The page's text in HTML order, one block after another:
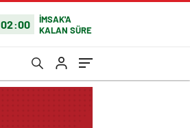
02:00
İMSAK'A
KALAN SÜRE